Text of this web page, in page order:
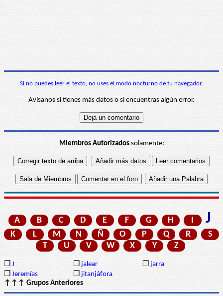
Si no puedes leer el texto, no uses el modo nocturno de tu navegador.
Avísanos si tienes más datos o si encuentras algún error.
Miembros Autorizadossolamente:
A B C D E F G H I J
K L M N Ñ O P Q R
S
T
U V W X Y Z
❒ J ❒ jalear ❒ jarra
❒ Jeremías ❒ jitanjáfora
↑↑↑ Grupos Anteriores